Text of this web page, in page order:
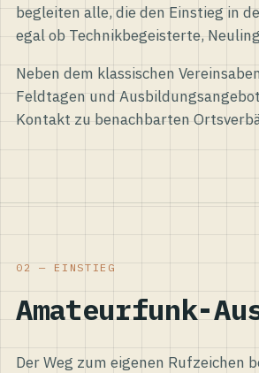
begleiten alle, die den Einstieg in
egal ob Technikbegeisterte,
Neben dem klassischen
Feldtagen und
Kontakt zu benachbarten
02 — EINSTIEG
Amateurfunk-
Der Weg zum eigenen Rufzeichen